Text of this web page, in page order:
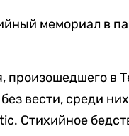
мемориал в
в
вести, среди
Стихийное